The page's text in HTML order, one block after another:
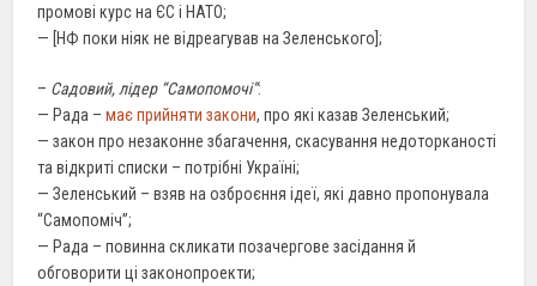
промові курс на ЄС і НАТО;
— [НФ поки ніяк не відреагував на Зеленського];
– Садовий, лідер “Самопомочі”:
— Рада –має прийняти закони, про які казав Зеленський;
— закон про незаконне збагачення, скасування недоторканості
та відкриті списки – потрібні Україні;
— Зеленський – взяв на озброєння ідеї, які давно пропонувала
“Самопоміч”;
— Рада – повинна скликати позачергове засідання й
обговорити ці законопроекти;